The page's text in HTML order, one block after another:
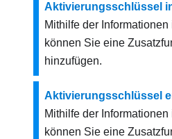
Aktivierungsschlüssel
Mithilfe der
können Sie eine
hinzufügen.
Aktivierungsschlüssel
Mithilfe der
können Sie eine